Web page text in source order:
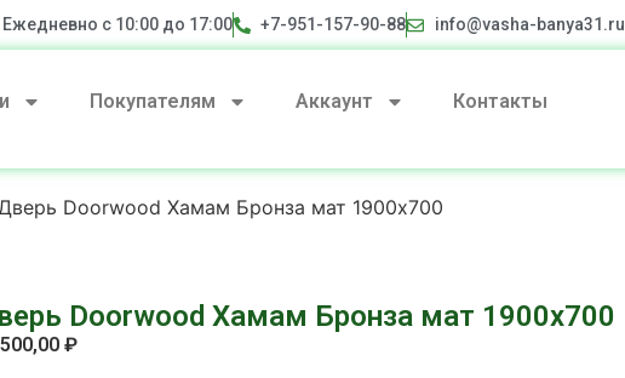
Ежедневно с 10:00 до 17:00 +7-951-157-90-88 info@vasha-banya31.ru
Покупателям Аккаунт Контакты
Doorwood Хамам Бронза мат 1900х700
Doorwood Хамам Бронза мат 1900х700
₽